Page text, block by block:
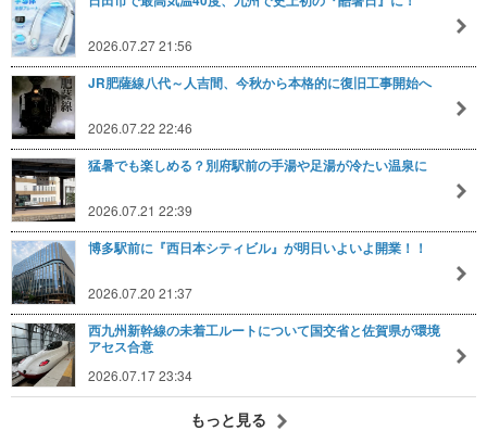
2026.07.27 21:56
JR肥薩線八代～人吉間、今秋から本格的に復旧工事開始へ
2026.07.22 22:46
猛暑でも楽しめる？別府駅前の手湯や足湯が冷たい温泉に
2026.07.21 22:39
博多駅前に『西日本シティビル』が明日いよいよ開業！！
2026.07.20 21:37
西九州新幹線の未着工ルートについて国交省と佐賀県が環境
アセス合意
2026.07.17 23:34
もっと見る